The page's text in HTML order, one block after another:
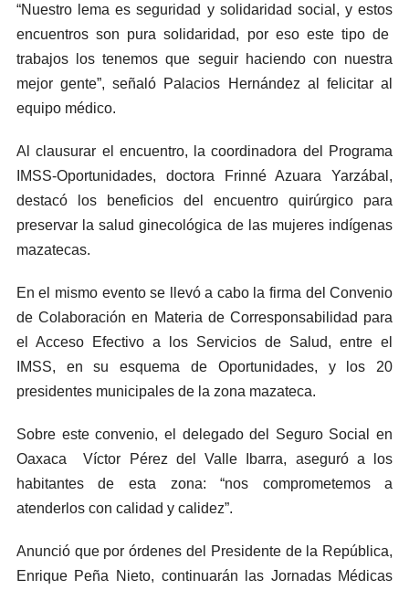
“Nuestro lema es seguridad y solidaridad social, y estos
encuentros son pura solidaridad, por eso este tipo de
trabajos los tenemos que seguir haciendo con nuestra
mejor gente”, señaló Palacios Hernández al felicitar al
equipo médico.
Al clausurar el encuentro, la coordinadora del Programa
IMSS-Oportunidades, doctora Frinné Azuara Yarzábal,
destacó los beneficios del encuentro quirúrgico para
preservar la salud ginecológica de las mujeres indígenas
mazatecas.
En el mismo evento se llevó a cabo la firma del Convenio
de Colaboración en Materia de Corresponsabilidad para
el Acceso Efectivo a los Servicios de Salud, entre el
IMSS, en su esquema de Oportunidades, y los 20
presidentes municipales de la zona mazateca.
Sobre este convenio, el delegado del Seguro Social en
Oaxaca
Víctor Pérez del Valle Ibarra, aseguró a los
habitantes de esta zona: “nos comprometemos a
atenderlos con calidad y calidez”.
Anunció que por órdenes del Presidente de la República,
Enrique Peña Nieto, continuarán las Jornadas Médicas